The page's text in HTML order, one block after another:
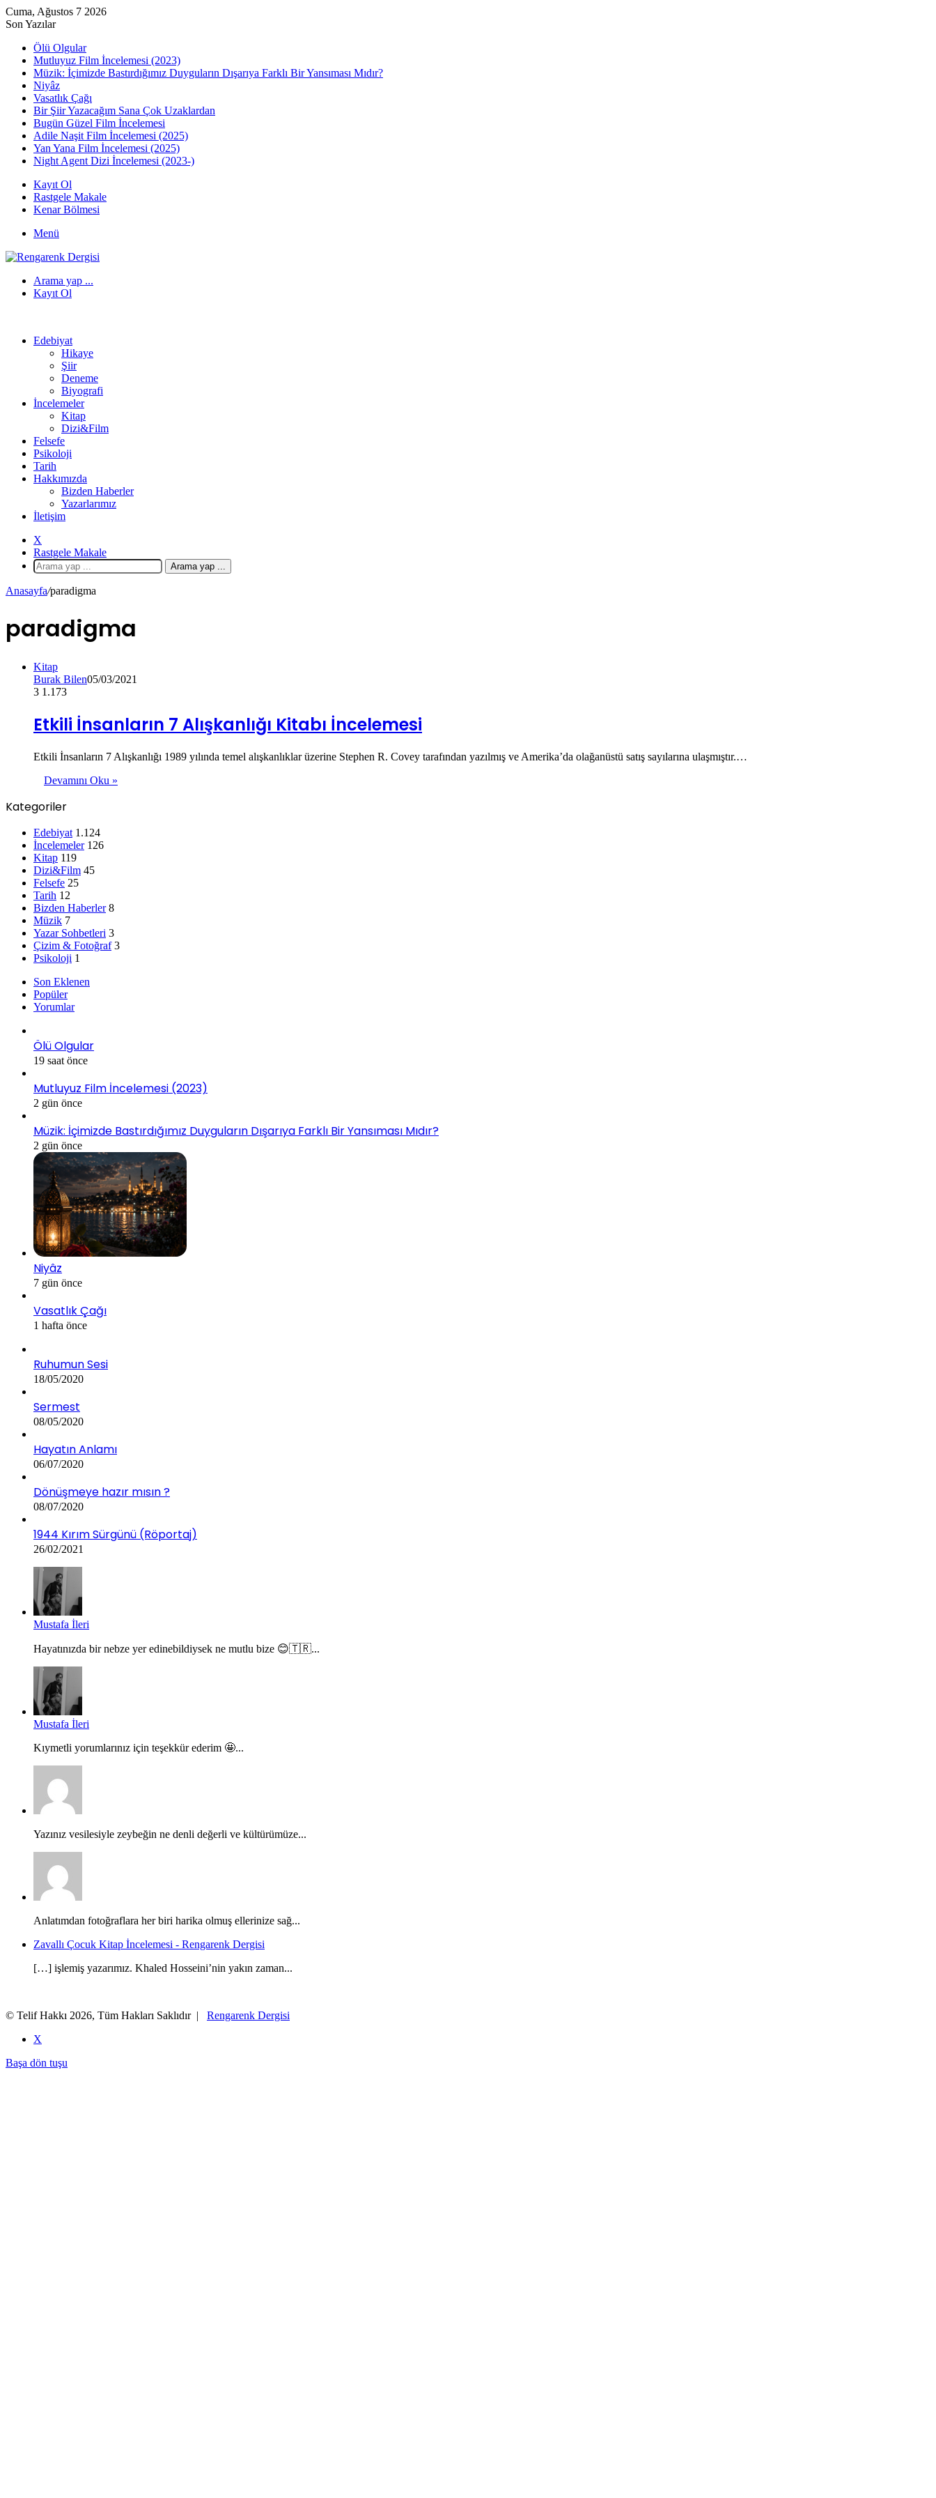
Cuma, Ağustos 7 2026
Son Yazılar
Ölü Olgular
Mutluyuz Film İncelemesi (2023)
Müzik: İçimizde Bastırdığımız Duyguların Dışarıya Farklı Bir Yansıması Mıdır?
Niyâz
Vasatlık Çağı
Bir Şiir Yazacağım Sana Çok Uzaklardan
Bugün Güzel Film İncelemesi
Adile Naşit Film İncelemesi (2025)
Yan Yana Film İncelemesi (2025)
Night Agent Dizi İncelemesi (2023-)
Kayıt Ol
Rastgele Makale
Kenar Bölmesi
Menü
Arama yap ...
Kayıt Ol
Edebiyat
Hikaye
Şiir
Deneme
Biyografi
İncelemeler
Kitap
Dizi&Film
Felsefe
Psikoloji
Tarih
Hakkımızda
Bizden Haberler
Yazarlarımız
İletişim
X
Rastgele Makale
Arama yap ...
Anasayfa/paradigma
paradigma
Kitap
Burak Bilen05/03/2021
3 1.173
Etkili İnsanların 7 Alışkanlığı Kitabı İncelemesi
Etkili İnsanların 7 Alışkanlığı 1989 yılında temel alışkanlıklar üzerine Stephen R. Covey tarafından yazılmış ve Amerika’da olağanüstü satış sayılarına ulaşmıştır.…
Devamını Oku »
Kategoriler
Edebiyat 1.124
İncelemeler 126
Kitap 119
Dizi&Film 45
Felsefe 25
Tarih 12
Bizden Haberler 8
Müzik 7
Yazar Sohbetleri 3
Çizim & Fotoğraf 3
Psikoloji 1
Son Eklenen
Popüler
Yorumlar
Ölü Olgular
19 saat önce
Mutluyuz Film İncelemesi (2023)
2 gün önce
Müzik: İçimizde Bastırdığımız Duyguların Dışarıya Farklı Bir Yansıması Mıdır?
2 gün önce
Niyâz
7 gün önce
Vasatlık Çağı
1 hafta önce
Ruhumun Sesi
18/05/2020
Sermest
08/05/2020
Hayatın Anlamı
06/07/2020
Dönüşmeye hazır mısın ?
08/07/2020
1944 Kırım Sürgünü (Röportaj)
26/02/2021
Mustafa İleri
Hayatınızda bir nebze yer edinebildiysek ne mutlu bize 😊🇹🇷...
Mustafa İleri
Kıymetli yorumlarınız için teşekkür ederim 🤩...
Yazınız vesilesiyle zeybeğin ne denli değerli ve kültürümüze...
Anlatımdan fotoğraflara her biri harika olmuş ellerinize sağ...
Zavallı Çocuk Kitap İncelemesi - Rengarenk Dergisi
[…] işlemiş yazarımız. Khaled Hosseini’nin yakın zaman...
© Telif Hakkı 2026, Tüm Hakları Saklıdır | Rengarenk Dergisi
X
Başa dön tuşu